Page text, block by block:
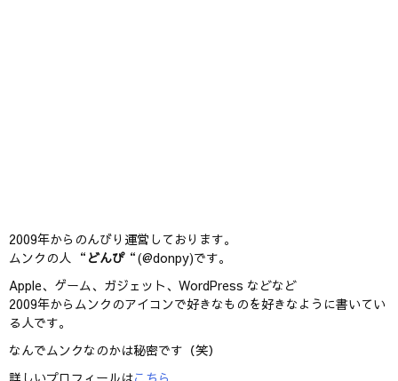
2009年からのんびり運営しております。
ムンクの人 “ どんぴ“(@donpy)です。
Apple、ゲーム、ガジェット、WordPress などなど
2009年からムンクのアイコンで好きなものを好きなように書いてい
る人です。
なんでムンクなのかは秘密です（笑）
詳しいプロフィールはこちら